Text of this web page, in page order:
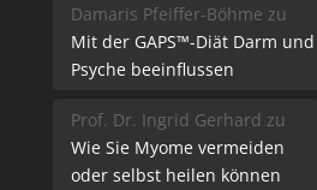
Damaris Pfeiffer-Böhme zu
Mit der GAPS™-Diät Darm und
Psyche beeinflussen
Prof. Dr. Ingrid Gerhard zu
Wie Sie Myome vermeiden
oder selbst heilen können